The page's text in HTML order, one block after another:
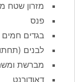
מזרון שטח
פנס
בגדים
לבנים
מברשת
דאודורנט